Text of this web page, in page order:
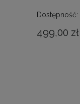
Dostępność:
499,00 zł